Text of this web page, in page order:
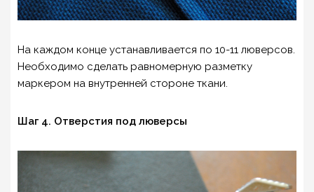
На каждом конце устанавливается по 10-11 люверсов.
Необходимо сделать равномерную разметку
маркером на внутренней стороне ткани.
Шаг 4. Отверстия под люверсы